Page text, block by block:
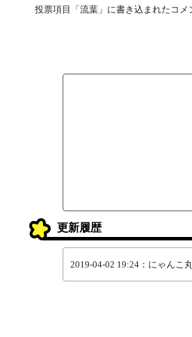
投票項目「流葉」に書き込まれたコメ
更新履歴
2019-04-02 19:24：にゃんこ